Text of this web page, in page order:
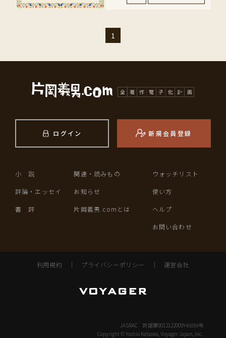
1
ログイン 新規会員登録
小 説
評論・エッセイ
書 評
関連・読みもの
お知らせ
片岡義男.comとは
ウォッチリスト
使い方
ヘルプ
お問い合わせ
利用規約 ｜ プライバシーポリシー ｜ 運営会社
JASRAC 許諾第9012122009Y45059号
Copyright © Yoshio Kataoka, Voyager Japan, Inc.